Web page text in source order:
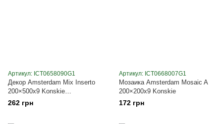
Артикул: ICT0658090G1
Декор Amsterdam Mix Inserto
200×500x9 Konskie
(ICT0658090G1)
262 грн
Артикул: ICT0668007G1
Мозаика Amsterdam Mosaic A
200×200x9 Konskie
172 грн